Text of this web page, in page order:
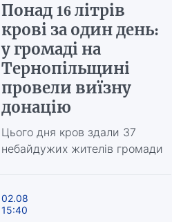
Понад 16 літрів
крові за один день:
у громаді на
Тернопільщині
провели виїзну
донацію
Цього дня кров здали 37
небайдужих жителів громади
02.08
15:40